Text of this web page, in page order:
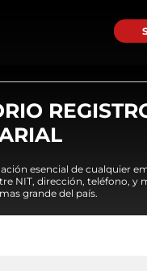
esencial de cualquier
NIT, dirección, teléfono, y
grande del país.